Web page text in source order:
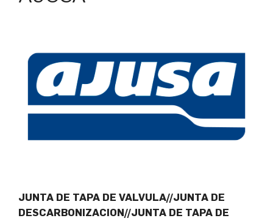
JUNTA DE TAPA DE VALVULA//JUNTA DE
DESCARBONIZACION//JUNTA DE TAPA DE